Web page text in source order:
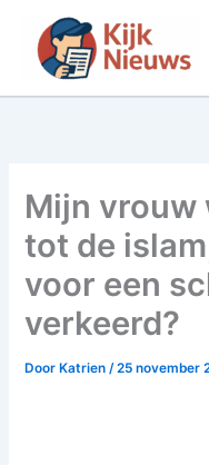
inhoud
Mijn vrouw
tot de
voor een
verkeerd?
Door Katrien/25 november